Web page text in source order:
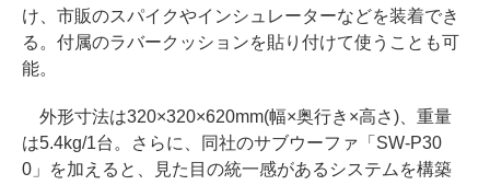
け、市販のスパイクやインシュレーターなどを装着でき
る。付属のラバークッションを貼り付けて使うことも可
能。
外形寸法は320×320×620mm(幅×奥行き×高さ)、重量
は5.4kg/1台。さらに、同社のサブウーファ「SW-P30
0」を加えると、見た目の統一感があるシステムを構築